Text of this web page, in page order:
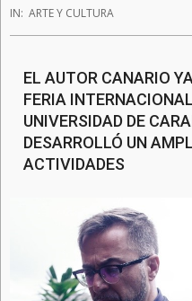
IN: ARTE Y CULTURA
EL AUTOR CANARIO
FERIA
UNIVERSIDAD DE
DESARROLLÓ UN
ACTIVIDADES